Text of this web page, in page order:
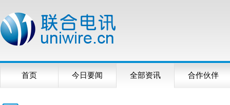
首页 今日要闻 全部资讯 合作伙伴